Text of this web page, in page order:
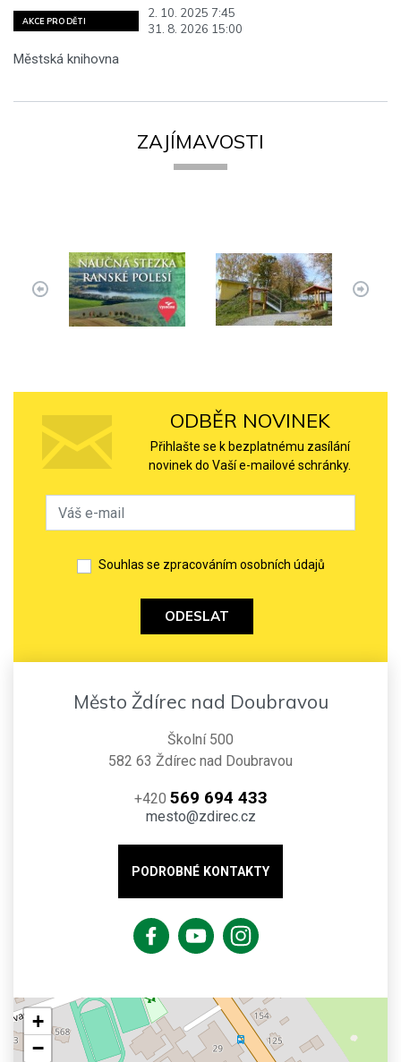
AKCE PRO DĚTI
2. 10. 2025 7:45
31. 8. 2026 15:00
Městská knihovna
ZAJÍMAVOSTI
ODBĚR NOVINEK
Přihlašte se k bezplatnému zasílání
novinek do Vaší e-mailové schránky.
Souhlas se zpracováním osobních údajů
ODESLAT
Město Ždírec nad Doubravou
Školní 500
582 63 Ždírec nad Doubravou
+420 569 694 433
mesto@zdirec.cz
PODROBNÉ KONTAKTY
+
−